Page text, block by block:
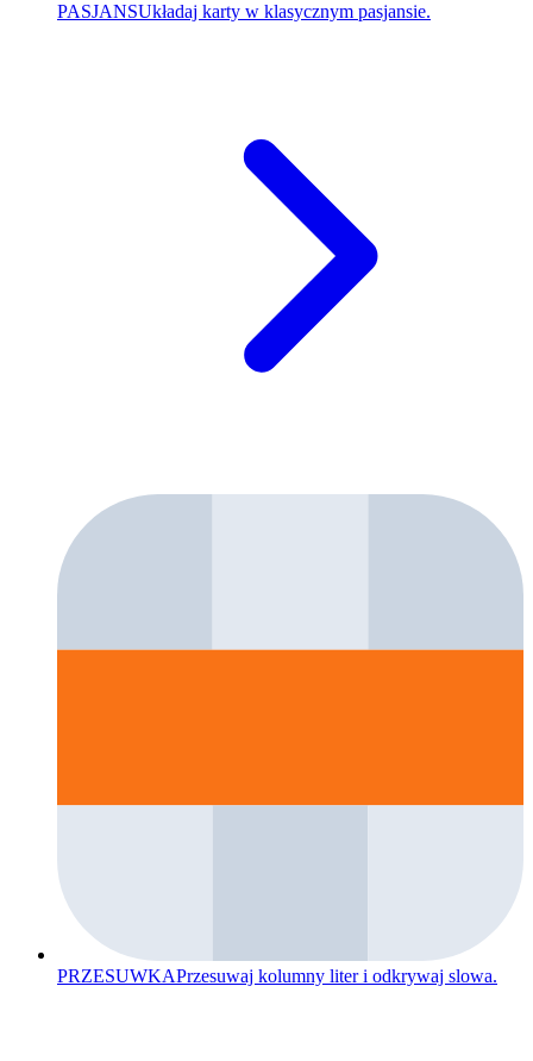
PASJANSUkładaj karty w klasycznym pasjansie.
PRZESUWKAPrzesuwaj kolumny liter i odkrywaj slowa.